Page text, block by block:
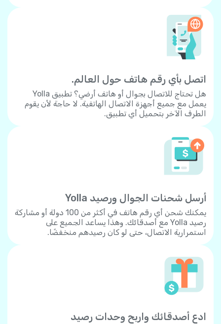
اتصل بأي رقم هاتف حول العالم.
هل تحتاج للاتصال بجوال أو هاتف أرضي؟ تطبيق Yolla
يعمل مع جميع أجهزة الاتصال الهاتفية. لا حاجة لأن يقوم
الطرف الآخر بتحميل أي تطبيق.
أرسل شحنات الجوال ورصيد Yolla
يمكنك شحن أي رقم هاتف في أكثر من 100 دولة أو مشاركة
رصيد Yolla مع أصدقائك. وهذا يساعد الجميع على
استمرارية الاتصال، حتى لو كان رصيدهم منخفضًا.
ادع أصدقائك واربح وحدات رصيد